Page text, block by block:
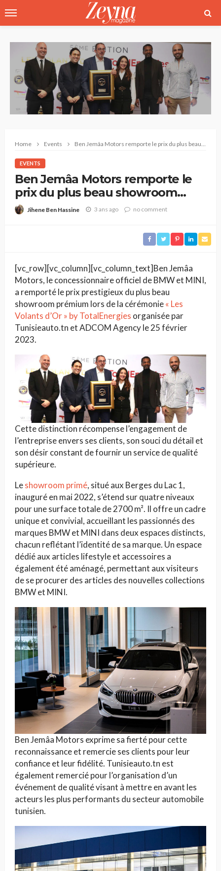
Home Events Ben Jemâa Motors remporte le prix du plus beau showroom prémium lors des « Volants d’Or »
EVENTS
Ben Jemâa Motors remporte le
prix du plus beau showroom
prémium lors des « Volants d’Or »
Jihene Ben Hassine 3 ans ago no comment
[vc_row][vc_column][vc_column_text]Ben Jemâa
Motors, le concessionnaire officiel de BMW et MINI,
a remporté le prix prestigieux du plus beau
showroom prémium lors de la cérémonie« Les
Volants d’Or » by TotalEnergies organisée par
Tunisieauto.tn et ADCOM Agency le 25 février
2023.
Cette distinction récompense l’engagement de
l’entreprise envers ses clients, son souci du détail et
son désir constant de fournir un service de qualité
supérieure.
Leshowroom primé, situé aux Berges du Lac 1,
inauguré en mai 2022, s’étend sur quatre niveaux
pour une surface totale de 2700 m². Il offre un cadre
unique et convivial, accueillant les passionnés des
marques BMW et MINI dans deux espaces distincts,
chacun reflétant l’identité de sa marque. Un espace
dédié aux articles lifestyle et accessoires a
également été aménagé, permettant aux visiteurs
de se procurer des articles des nouvelles collections
BMW et MINI.
Ben Jemâa Motors exprime sa fierté pour cette
reconnaissance et remercie ses clients pour leur
confiance et leur fidélité. Tunisieauto.tn est
également remercié pour l’organisation d’un
événement de qualité visant à mettre en avant les
acteurs les plus performants du secteur automobile
tunisien.